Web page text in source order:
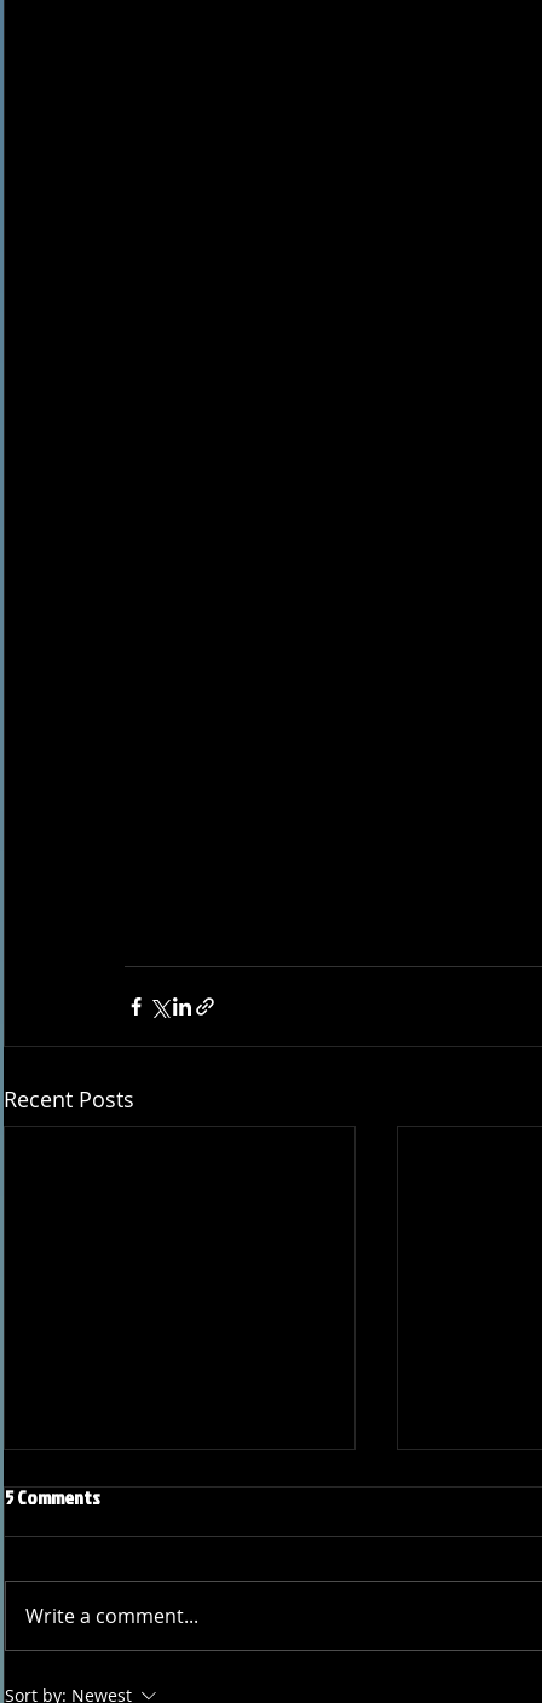
Recent Posts
Joseph Perez committed to
5 Comments
Write a comment...
Sort by: Newest